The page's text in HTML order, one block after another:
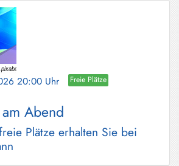
20:00 Uhr Freie Plätze
Abend
Plätze erhalten Sie bei